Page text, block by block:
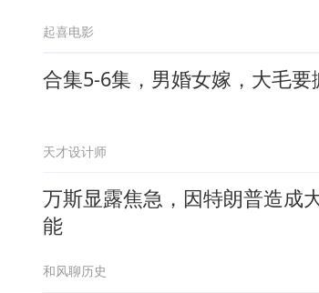
起喜电影
合集5-6集，男婚女嫁，大毛要
天才设计师
万斯显露焦急，因特朗普造成
能
和风聊历史